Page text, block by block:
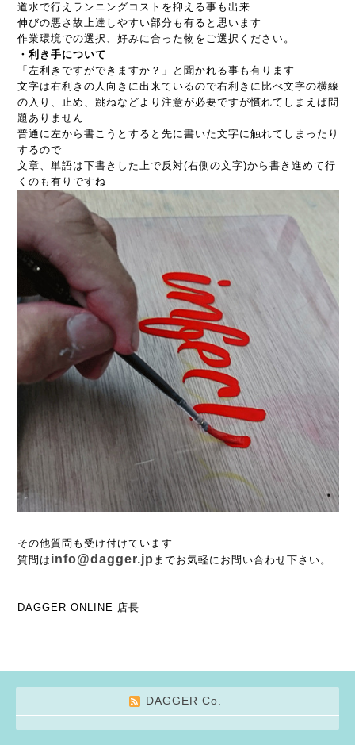
道水で行えランニングコストを抑える事も出来
伸びの悪さ故上達しやすい部分も有ると思います
作業環境での選択、好みに合った物をご選択ください。
・利き手について
「左利きですができますか？」と聞かれる事も有ります
文字は右利きの人向きに出来ているので右利きに比べ文字の横線
の入り、止め、跳ねなどより注意が必要ですが慣れてしまえば問
題ありません
普通に左から書こうとすると先に書いた文字に触れてしまったり
するので
文章、単語は下書きした上で反対(右側の文字)から書き進めて行
くのも有りですね
その他質問も受け付けています
質問は info@dagger.jp までお気軽にお問い合わせ下さい。
DAGGER ONLINE 店長
DAGGER Co.